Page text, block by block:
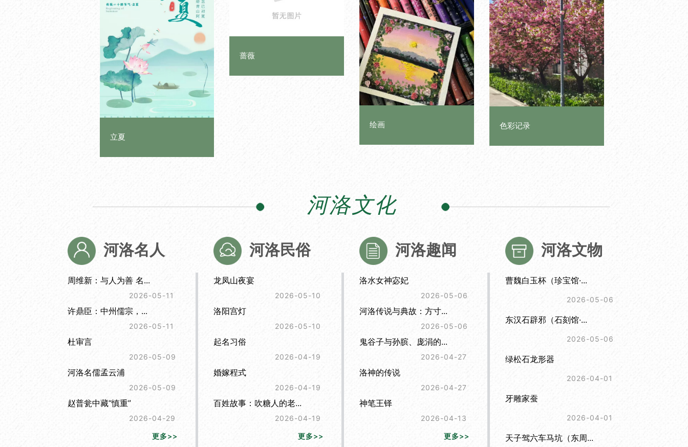
立夏
蔷薇
绘画 色彩记录
河洛文化
河洛名人
周维新：与人为善 名...
2026-05-11
许鼎臣：中州儒宗，...
2026-05-11
杜审言
2026-05-09
河洛名儒孟云浦
2026-05-09
赵普瓮中藏“慎重”
2026-04-29
更多>>
河洛民俗
龙凤山夜宴
2026-05-10
洛阳宫灯
2026-05-10
起名习俗
2026-04-19
婚嫁程式
2026-04-19
百姓故事：吹糖人的老...
2026-04-19
更多>>
河洛趣闻
洛水女神宓妃
2026-05-06
河洛传说与典故：方寸...
2026-05-06
鬼谷子与孙膑、庞涓的...
2026-04-27
洛神的传说
2026-04-27
神笔王铎
2026-04-13
更多>>
河洛文物
曹魏白玉杯（珍宝馆·...
2026-05-06
东汉石辟邪（石刻馆·...
2026-05-06
绿松石龙形器
2026-04-01
牙雕家蚕
2026-04-01
天子驾六车马坑（东周...